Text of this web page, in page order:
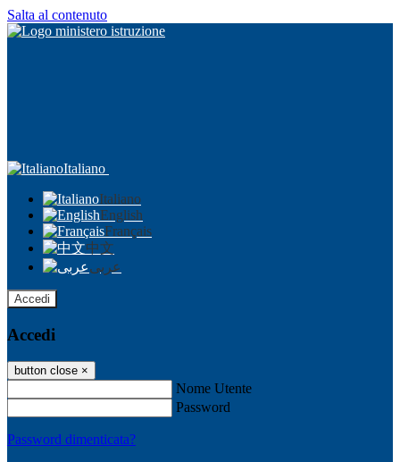
Salta al contenuto
Italiano
Italiano
English
Français
中文
عربى
Accedi
Accedi
button close ×
Nome Utente
Password
Password dimenticata?